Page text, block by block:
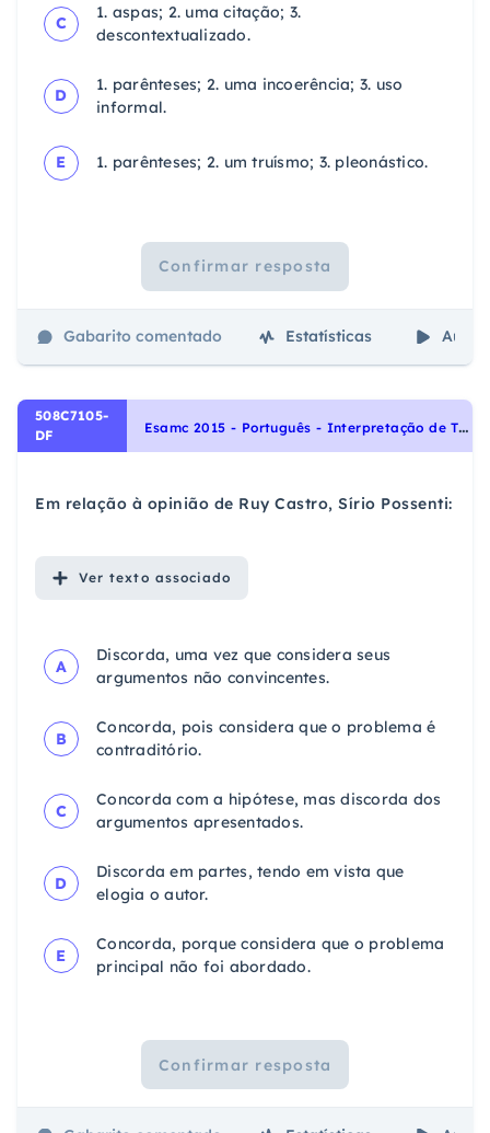
C
1. aspas; 2. uma citação; 3.
descontextualizado.
D
1. parênteses; 2. uma incoerência; 3. uso
informal.
E 1. parênteses; 2. um truísmo; 3. pleonástico.
Confirmar resposta
Gabarito comentado Estatísticas Aulas
508C7105-
DF
E
samc 2015 - Português - Interpretação de Textos, Noções Gerais de Compreensão e Interpretação de Texto
Em relação à opinião de Ruy Castro, Sírio Possenti:
Ver texto associado
A
Discorda, uma vez que considera seus
argumentos não convincentes.
B
Concorda, pois considera que o problema é
contraditório.
C
Concorda com a hipótese, mas discorda dos
argumentos apresentados.
D
Discorda em partes, tendo em vista que
elogia o autor.
E
Concorda, porque considera que o problema
principal não foi abordado.
Confirmar resposta